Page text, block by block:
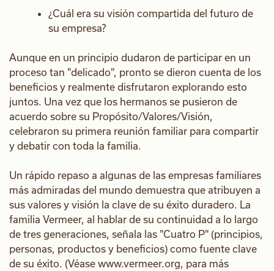
¿Cuál era su visión compartida del futuro de
su empresa?
Aunque en un principio dudaron de participar en un
proceso tan "delicado", pronto se dieron cuenta de los
beneficios y realmente disfrutaron explorando esto
juntos. Una vez que los hermanos se pusieron de
acuerdo sobre su Propósito/Valores/Visión,
celebraron su primera reunión familiar para compartir
y debatir con toda la familia.
Un rápido repaso a algunas de las empresas familiares
más admiradas del mundo demuestra que atribuyen a
sus valores y visión la clave de su éxito duradero. La
familia Vermeer, al hablar de su continuidad a lo largo
de tres generaciones, señala las "Cuatro P" (principios,
personas, productos y beneficios) como fuente clave
de su éxito. (Véase www.vermeer.org, para más